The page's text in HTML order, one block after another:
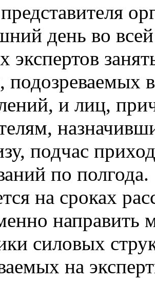
день во
экспертов
подозреваемых
и лиц,
подчас
по
на сроках
направить
силовых
на